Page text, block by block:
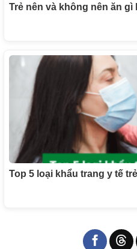
Trẻ nên và không nên ăn
Top 5 loại khẩu trang y tế